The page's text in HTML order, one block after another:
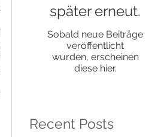
später erneut.
Sobald neue Beiträge
veröffentlicht
wurden, erscheinen
diese hier.
Recent Posts